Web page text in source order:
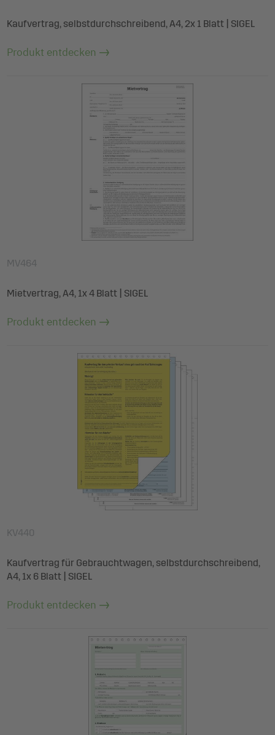
Kaufvertrag, selbstdurchschreibend, A4, 2x 1 Blatt | SIGEL
Produkt entdecken
MV464
Mietvertrag, A4, 1x 4 Blatt | SIGEL
Produkt entdecken
KV440
Kaufvertrag für Gebrauchtwagen, selbstdurchschreibend,
A4, 1x 6 Blatt | SIGEL
Produkt entdecken